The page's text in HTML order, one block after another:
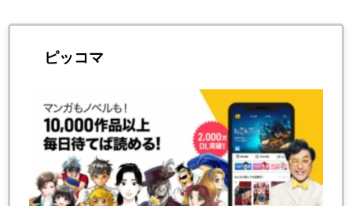
ピッコマ